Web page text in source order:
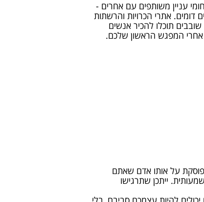
עניין משותפים עם אחרים -
דומים. אתרי הכרויות והרשתות
תוכלו להכיר אנשים
המפגש הראשון שלכם.
על אותו אדם שאתם
ייתכן שתרגישו